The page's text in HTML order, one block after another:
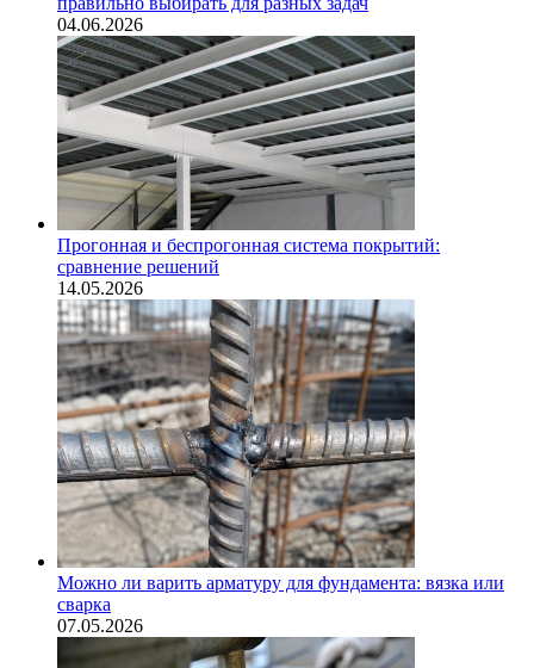
04.06.2026
Прогонная и беспрогонная система покрытий:
сравнение решений
14.05.2026
Можно ли варить арматуру для фундамента: вязка или
сварка
07.05.2026